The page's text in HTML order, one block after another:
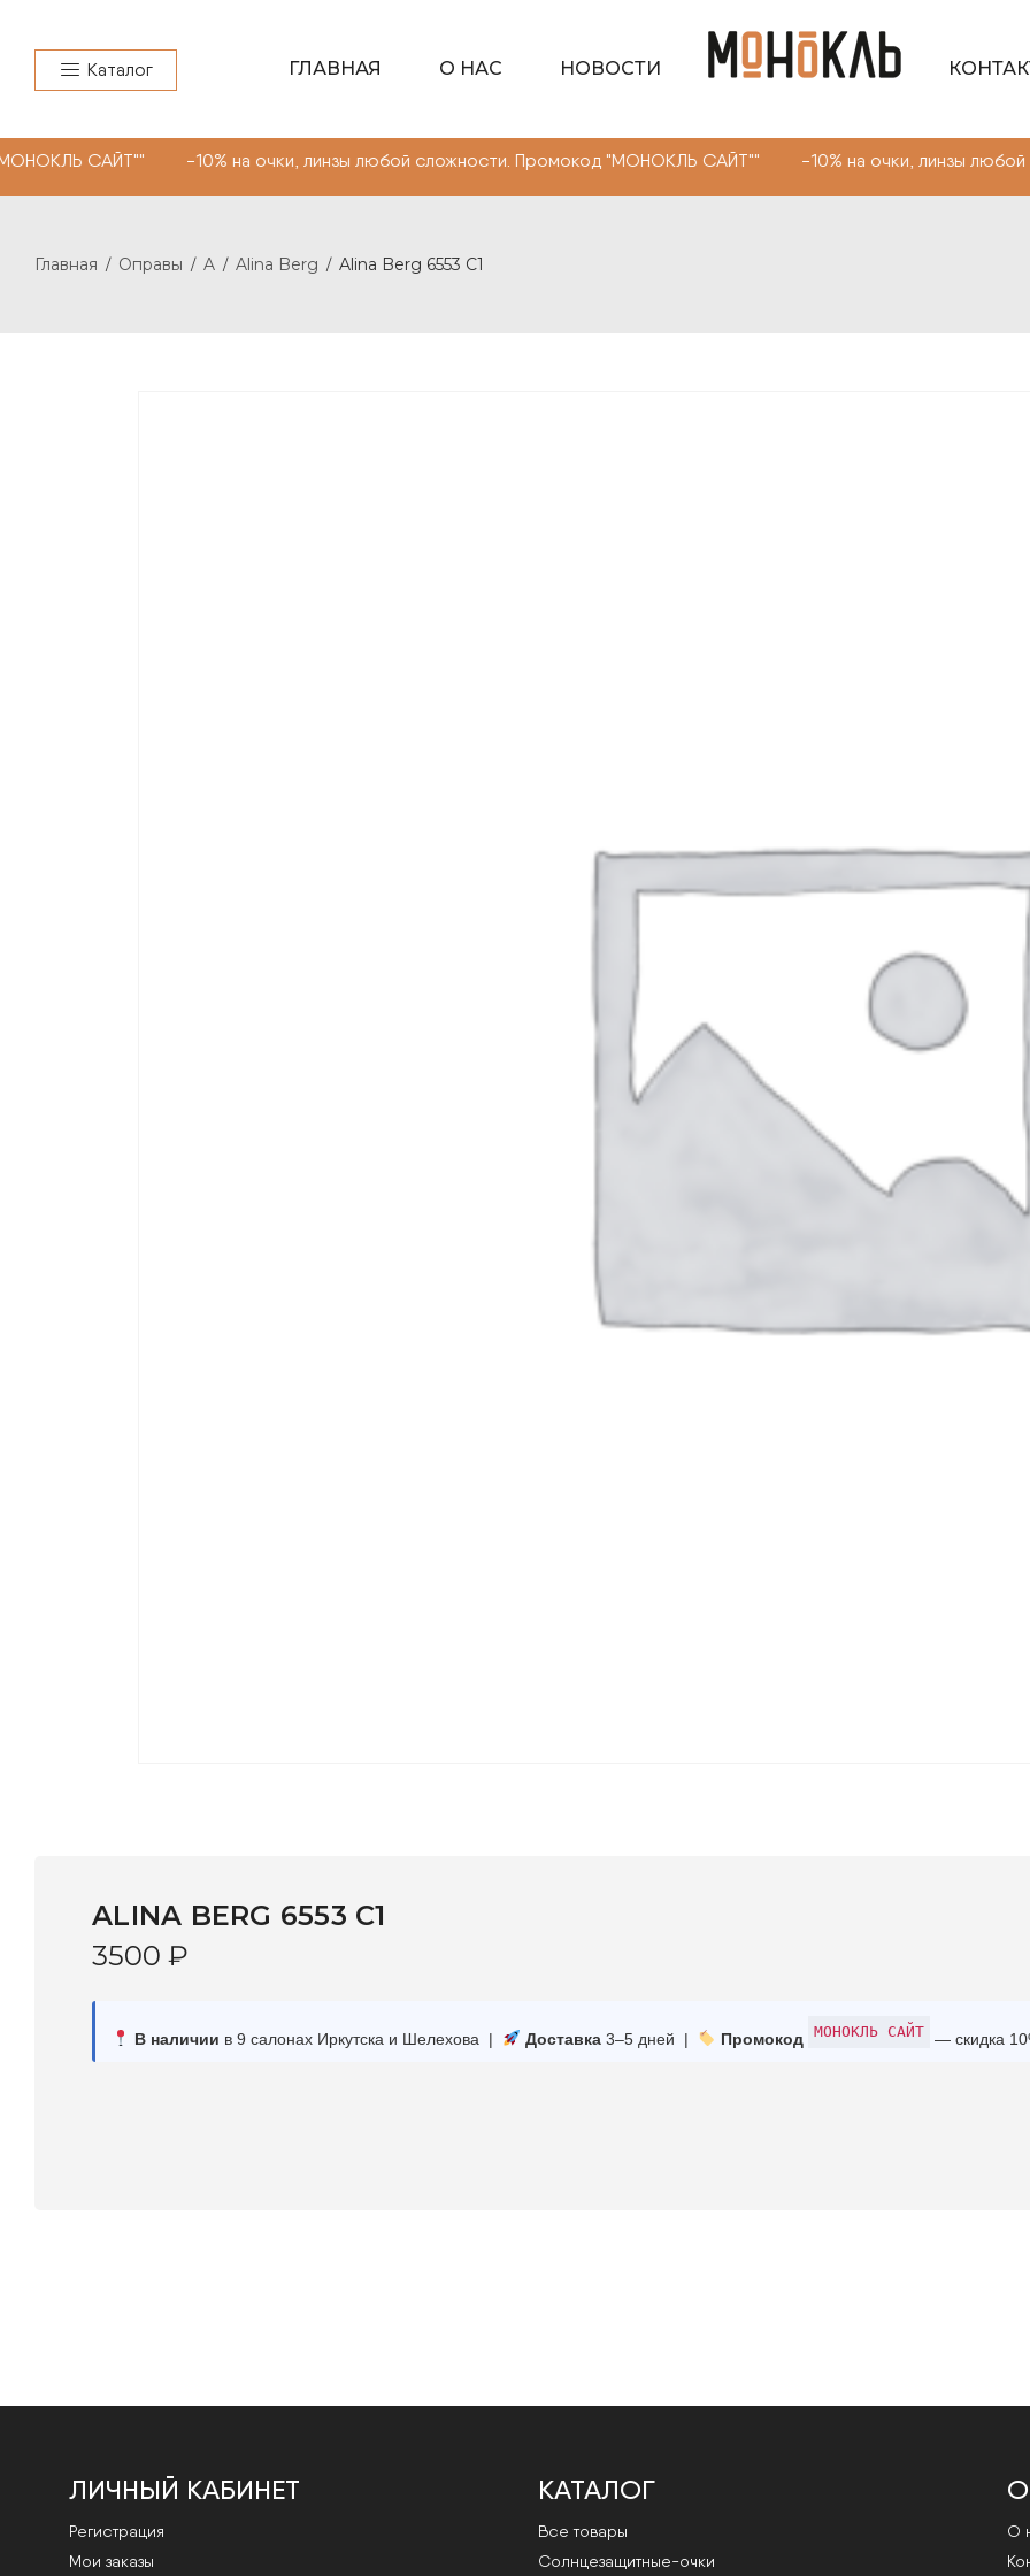
Каталог ГЛАВНАЯ О НАС НОВОСТИ
10% на очки, линзы любой сложности. Промокод "МОНОКЛЬ САЙТ"" -10% на очки, линзы любой
Главная / Оправы / A / Alina Berg / Alina Berg 6553 С1
ALINA BERG 6553 С1
3500 ₽
В наличии в 9 салонах Иркутска и Шелехова | Доставка3–5 дней | Промокод МОНОКЛЬ САЙТ — скидка
ЛИЧНЫЙ КАБИНЕТ
Регистрация
Мои заказы
КАТАЛОГ
Все товары
Cолнцезащитные-очки
О